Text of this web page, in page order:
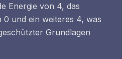
Energie von 4, das
und ein weiteres 4, was
Grundlagen